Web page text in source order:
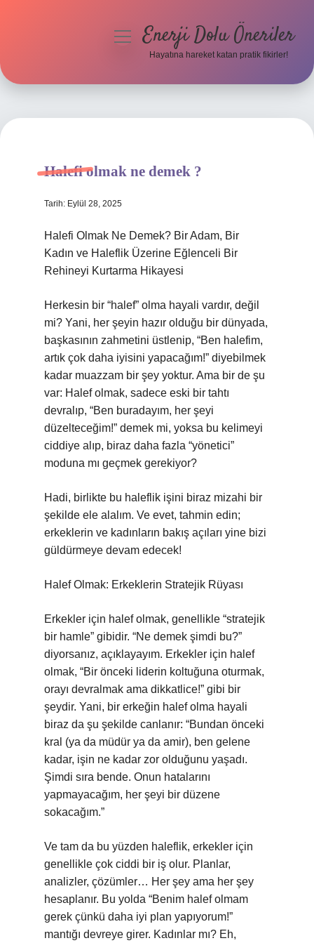
Hakkımızda
menüyüEnerji Dolu Öneriler
Hayatına hareket katan pratik fikirler!
Halefi olmak ne demek ?
Tarih: Eylül 28, 2025
Halefi Olmak Ne Demek? Bir Adam, Bir
Kadın ve Haleflik Üzerine Eğlenceli Bir
Rehineyi Kurtarma Hikayesi
Herkesin bir “halef” olma hayali vardır, değil
mi? Yani, her şeyin hazır olduğu bir dünyada,
başkasının zahmetini üstlenip, “Ben halefim,
artık çok daha iyisini yapacağım!” diyebilmek
kadar muazzam bir şey yoktur. Ama bir de şu
var: Halef olmak, sadece eski bir tahtı
devralıp, “Ben buradayım, her şeyi
düzelteceğim!” demek mi, yoksa bu kelimeyi
ciddiye alıp, biraz daha fazla “yönetici”
moduna mı geçmek gerekiyor?
Hadi, birlikte bu haleflik işini biraz mizahi bir
şekilde ele alalım. Ve evet, tahmin edin;
erkeklerin ve kadınların bakış açıları yine bizi
güldürmeye devam edecek!
Halef Olmak: Erkeklerin Stratejik Rüyası
Erkekler için halef olmak, genellikle “stratejik
bir hamle” gibidir. “Ne demek şimdi bu?”
diyorsanız, açıklayayım. Erkekler için halef
olmak, “Bir önceki liderin koltuğuna oturmak,
orayı devralmak ama dikkatlice!” gibi bir
şeydir. Yani, bir erkeğin halef olma hayali
biraz da şu şekilde canlanır: “Bundan önceki
kral (ya da müdür ya da amir), ben gelene
kadar, işin ne kadar zor olduğunu yaşadı.
Şimdi sıra bende. Onun hatalarını
yapmayacağım, her şeyi bir düzene
sokacağım.”
Ve tam da bu yüzden haleflik, erkekler için
genellikle çok ciddi bir iş olur. Planlar,
analizler, çözümler… Her şey ama her şey
hesaplanır. Bu yolda “Benim halef olmam
gerek çünkü daha iyi plan yapıyorum!”
mantığı devreye girer. Kadınlar mı? Eh,